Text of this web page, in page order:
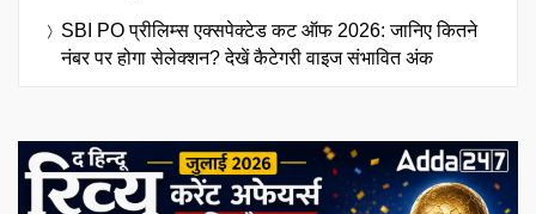
SBI PO प्रीलिम्स एक्सपेक्टेड कट ऑफ 2026: जानिए कितने
नंबर पर होगा सेलेक्शन? देखें कैटेगरी वाइज संभावित अंक